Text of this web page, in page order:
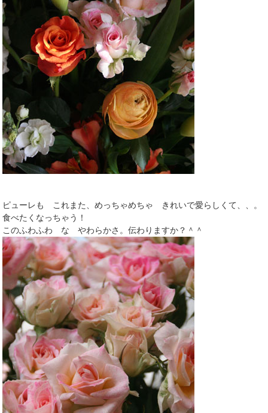
ピューレも これまた、めっちゃめちゃ きれいで愛らしくて、、。
食べたくなっちゃう！
このふわふわ な やわらかさ。伝わりますか？＾＾